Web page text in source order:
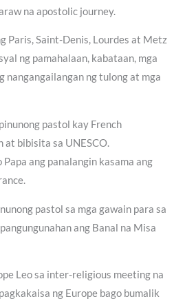
na apostolic journey.
Paris, Saint-Denis, Lourdes at Metz
ng pamahalaan, kabataan, mga
nangangailangan ng tulong at mga
pastol kay French
at bibisita sa UNESCO.
Papa ang panalangin kasama ang
pastol sa mga gawain para sa
ang Banal na Misa
Leo sa inter-religious meeting na
ng Europe bago bumalik